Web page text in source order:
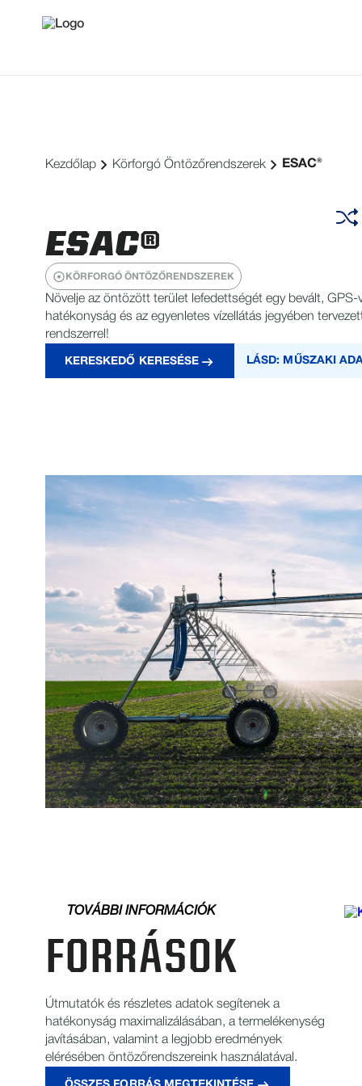
Kezdőlap Körforgó Öntözőrendszerek ESAC®
ESAC®
KÖRFORGÓ ÖNTÖZŐRENDSZEREK
Növelje az öntözött terület lefedettségét egy bevált, GPS-
hatékonyság és az egyenletes vízellátás jegyében
rendszerrel!
KERESKEDŐ KERESÉSE LÁSD: MŰSZAKI
TOVÁBBI INFORMÁCIÓK
FORRÁSOK
Útmutatók és részletes adatok segítenek a
hatékonyság maximalizálásában, a termelékenység
javításában, valamint a legjobb eredmények
elérésében öntözőrendszereink használatával.